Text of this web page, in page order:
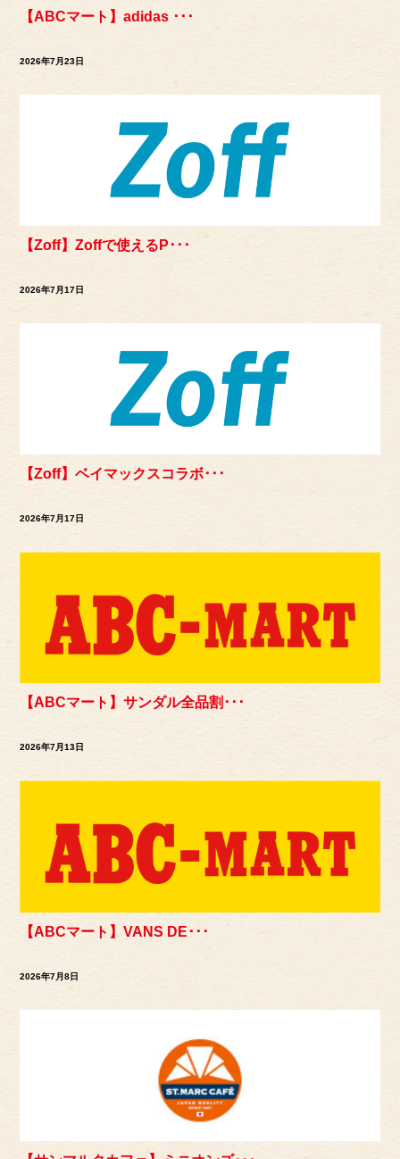
【ABCマート】adidas ･･･
2026年7月23日
【Zoff】Zoffで使えるP･･･
2026年7月17日
【Zoff】ベイマックスコラボ･･･
2026年7月17日
【ABCマート】サンダル全品割･･･
2026年7月13日
【ABCマート】VANS DE･･･
2026年7月8日